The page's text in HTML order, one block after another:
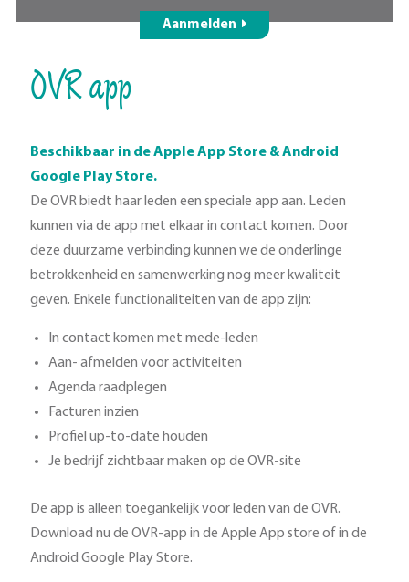
Aanmelden
OVR app
Beschikbaar in de Apple App Store & Android
Google Play Store.
De OVR biedt haar leden een speciale app aan. Leden
kunnen via de app met elkaar in contact komen. Door
deze duurzame verbinding kunnen we de onderlinge
betrokkenheid en samenwerking nog meer kwaliteit
geven. Enkele functionaliteiten van de app zijn:
In contact komen met mede-leden
Aan- afmelden voor activiteiten
Agenda raadplegen
Facturen inzien
Profiel up-to-date houden
Je bedrijf zichtbaar maken op de OVR-site
De app is alleen toegankelijk voor leden van de OVR.
Download nu de OVR-app in de Apple App store of in de
Android Google Play Store.